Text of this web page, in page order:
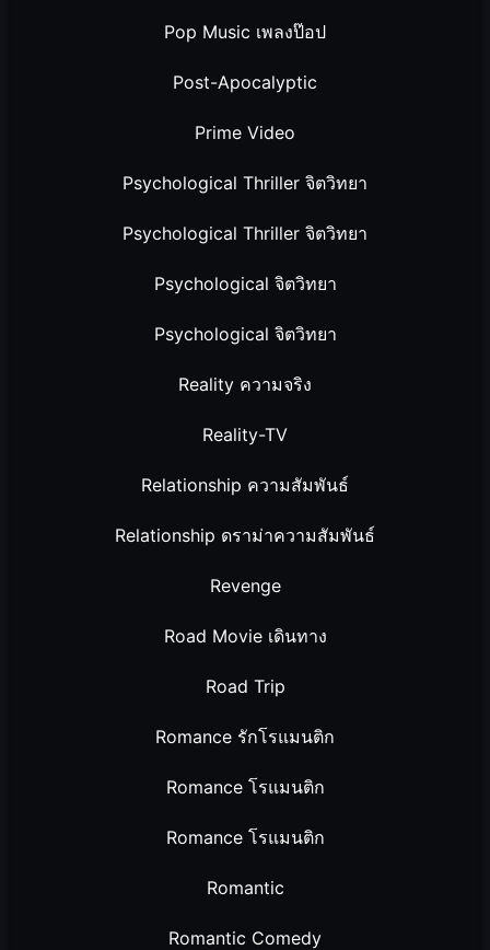
Pop Music เพลงป๊อป
Post-Apocalyptic
Prime Video
Psychological Thriller จิตวิทยา
Psychological Thriller จิตวิทยา
Psychological จิตวิทยา
Psychological จิตวิทยา
Reality ความจริง
Reality-TV
Relationship ความสัมพันธ์
Relationship ดราม่าความสัมพันธ์
Revenge
Road Movie เดินทาง
Road Trip
Romance รักโรแมนติก
Romance โรแมนติก
Romance โรแมนติก
Romantic
Romantic Comedy